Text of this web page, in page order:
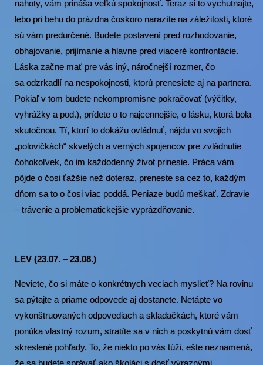
nahoty, vám prináša veľkú spokojnosť. Teraz si to vychutnajte,
lebo pri behu do prázdna čoskoro narazíte na záležitosti, ktoré
sú vám predurčené. Budete postavení pred rozhodovanie,
obhajovanie, prijímanie a hlavne pred viaceré konfrontácie.
Láska začne mať pre vás iný, náročnejší rozmer, čo
sa odzrkadlí na nespokojnosti, ktorú prenesiete aj na partnera.
Pokiaľ v tom budete nekompromisne pokračovať (výčitky,
vyhrážky a pod.), prídete o to najcennejšie, o lásku, ktorá bola
skutočnou. Tí, ktorí to dokážu ovládnuť, nájdu vo svojich
„polovičkách“ skvelých a verných spojencov pre zvládnutie
čohokoľvek, čo im každodenný život prinesie. Práca vám
pôjde o čosi ťažšie než doteraz, preneste sa cez to, každým
dňom sa to o čosi viac poddá. Peniaze budú meškať. Zdravie
– trávenie a problematickejšie vyprázdňovanie.
LEV (23.07. – 23.08.)
Neviete, čo si máte o konkrétnych veciach myslieť? Na rovinu
sa pýtajte a priame odpovede aj dostanete. Netápte vo
vykonštruovaných odpovediach a skladačkách, ktoré vám
ponúka vlastný rozum, stratíte sa v nich a poskytnú vám dosť
skreslené pohľady. To, že niekto po vás túži, ešte neznamená,
že sa budete správať ako školáci s dosť výraznými